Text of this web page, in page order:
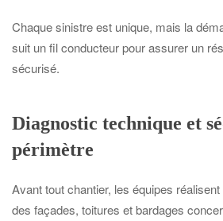
Chaque sinistre est unique, mais la
suit un fil conducteur pour assurer un
sécurisé.
Diagnostic technique et
périmètre
Avant tout chantier, les équipes
des façades, toitures et bardages